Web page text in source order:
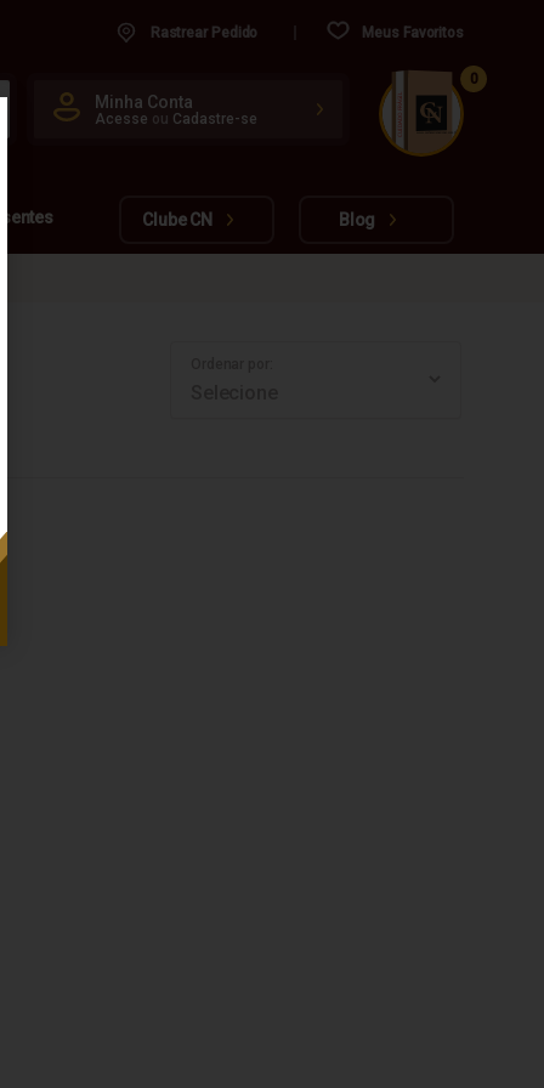
Rastrear Pedido Meus Favoritos
Minha Conta
Acesse ou Cadastre-se
www.cachacarianacional.com.br
CUIDADO FRÁGIL
0
Clube CN Blog